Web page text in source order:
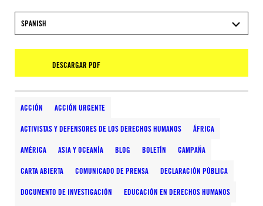
SPANISH
DESCARGAR PDF
ACCIÓN ACCIÓN URGENTE
ACTIVISTAS Y DEFENSORES DE LOS DERECHOS HUMANOS ÁFRICA
AMÉRICA ASIA Y OCEANÍA BLOG BOLETÍN CAMPAÑA
CARTA ABIERTA COMUNICADO DE PRENSA DECLARACIÓN PÚBLICA
DOCUMENTO DE INVESTIGACIÓN EDUCACIÓN EN DERECHOS HUMANOS